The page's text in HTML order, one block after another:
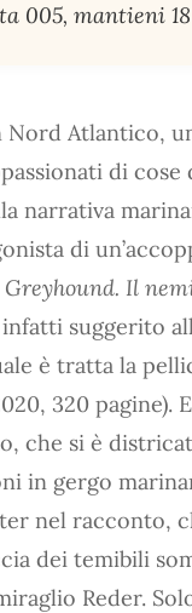
005, mantieni
Atlantico,
di
narrativa
di
Greyhound. Il
infatti suggerito
è tratta la
320
che si è
in gergo
nel racconto,
dei temibili
Reder.